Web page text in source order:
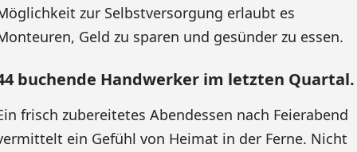
zur Selbstversorgung erlaubt es
Geld zu sparen und gesünder zu essen.
buchende Handwerker im letzten Quartal.
frisch zubereitetes Abendessen nach Feierabend
ein Gefühl von Heimat in der Ferne. Nicht